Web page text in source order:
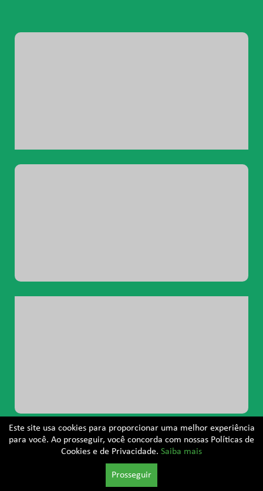
Citopatologia e Colposcopia. Todos os direitos reservados.
E-Marketing
Este site usa cookies para proporcionar uma melhor experiência
para você. Ao prosseguir, você concorda com nossas Políticas de
Cookies e de Privacidade. Saiba mais
Prosseguir